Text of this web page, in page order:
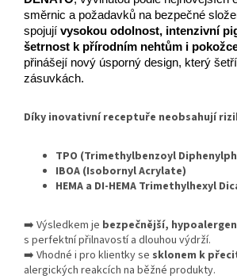
směrnic a požadavků na bezpečné
spojují vysokou odolnost, intenzivní
šetrnost k přírodním nehtům i
přinášejí nový úsporný design, který
zásuvkách.
Díky inovativní receptuře neobsahují
TPO (Trimethylbenzoyl
IBOA (Isobornyl Acrylate)
HEMA a DI-HEMA Trimethylhexyl
➡️ Výsledkem je bezpečnější,
s perfektní přilnavostí a dlouhou výdrží.
➡️ Vhodné i pro klientky se sklonem k
alergických reakcích na běžné produkty.